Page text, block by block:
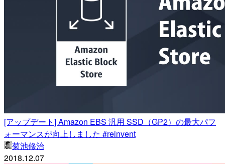
[アップデート] Amazon EBS 汎用 SSD（GP2）の最大パフ
ォーマンスが向上しました #reinvent
菊池修治
2018.12.07